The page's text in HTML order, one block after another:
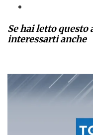
Se hai letto questo
interessarti anche